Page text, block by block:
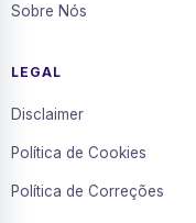
Sobre Nós
LEGAL
Disclaimer
Política de Cookies
Política de Correções